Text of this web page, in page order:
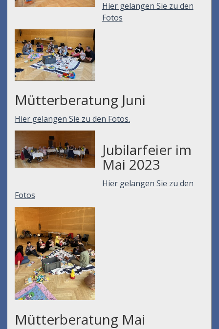
Hier gelangen Sie zu den
Fotos
Mütterberatung Juni
Hier gelangen Sie zu den Fotos.
Jubilarfeier im
Mai 2023
Hier gelangen Sie zu den
Fotos
Mütterberatung Mai